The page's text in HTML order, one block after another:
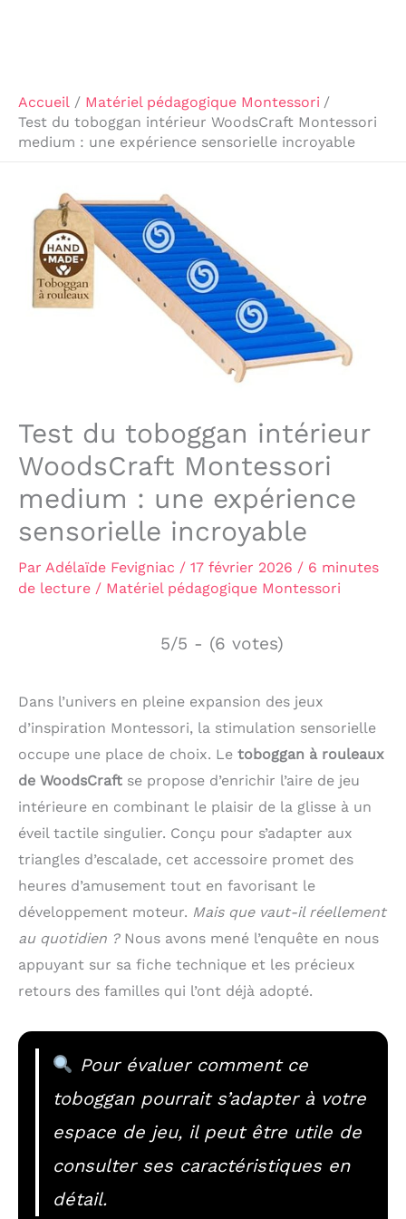
Accueil
Matériel pédagogique Montessori
Test du toboggan intérieur WoodsCraft Montessori
medium : une expérience sensorielle incroyable
Test du toboggan intérieur
WoodsCraft Montessori
medium : une expérience
sensorielle incroyable
Par Adélaïde Fevigniac / 17 février 2026 / 6 minutes
de lecture / Matériel pédagogique Montessori
5/5 - (6 votes)
Dans l’univers en pleine expansion des jeux
d’inspiration Montessori, la stimulation sensorielle
occupe une place de choix. Le toboggan à rouleaux
de WoodsCraft se propose d’enrichir l’aire de jeu
intérieure en combinant le plaisir de la glisse à un
éveil tactile singulier. Conçu pour s’adapter aux
triangles d’escalade, cet accessoire promet des
heures d’amusement tout en favorisant le
développement moteur. Mais que vaut-il réellement
au quotidien ?Nous avons mené l’enquête en nous
appuyant sur sa fiche technique et les précieux
retours des familles qui l’ont déjà adopté.
Pour évaluer comment ce
toboggan pourrait s’adapter à votre
espace de jeu, il peut être utile de
consulter ses caractéristiques en
détail.